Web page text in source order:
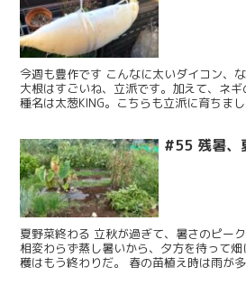
今週も豊作です こんなに太いダイコン、
大根はすごいね、立派です。加えて、ネ
種名は太葱KING。こちらも立派に育ちま
#55 残暑、
夏野菜終わる 立秋が過ぎて、暑さのピー
相変わらず蒸し暑いから、夕方を待って
穫はもう終わりだ。 春の苗植え時は雨が